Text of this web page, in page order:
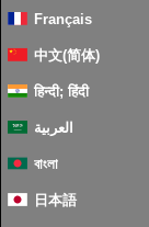
Français
中文(简体)
हिन्दी; हिंदी
العربية
বাংলা
日本語
Casa inteligente & IO
Entradas